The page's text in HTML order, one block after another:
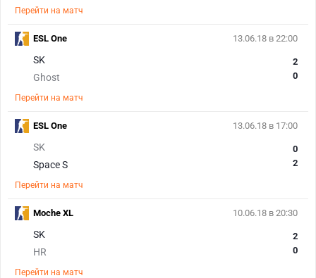
Перейти на матч
13.06.18 в 22:00
SK
Ghost
2
0
Перейти на матч
ESL One
13.06.18 в 17:00
SK
Space S
0
2
Перейти на матч
ESL One
10.06.18 в 20:30
SK
HR
2
0
Перейти на матч
Moche XL